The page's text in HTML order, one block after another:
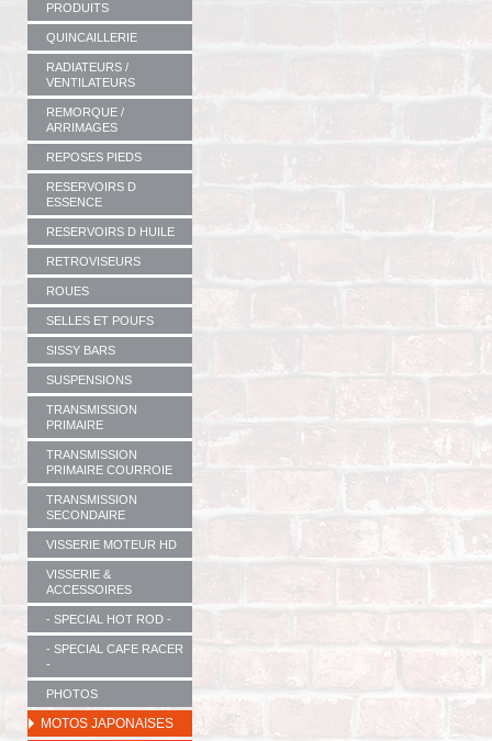
PRODUITS
QUINCAILLERIE
RADIATEURS /
VENTILATEURS
REMORQUE /
ARRIMAGES
REPOSES PIEDS
RESERVOIRS D
ESSENCE
RESERVOIRS D HUILE
RETROVISEURS
ROUES
SELLES ET POUFS
SISSY BARS
SUSPENSIONS
TRANSMISSION
PRIMAIRE
TRANSMISSION
PRIMAIRE COURROIE
TRANSMISSION
SECONDAIRE
VISSERIE MOTEUR HD
VISSERIE &
ACCESSOIRES
- SPECIAL HOT ROD -
- SPECIAL CAFE RACER
-
PHOTOS
MOTOS JAPONAISES